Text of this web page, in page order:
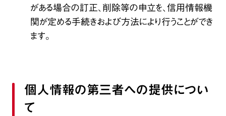
がある場合の訂正、削除等の申立を、信用情報機
関が定める手続きおよび方法により行うことができ
ます。
個人情報の第三者への提供につい
て